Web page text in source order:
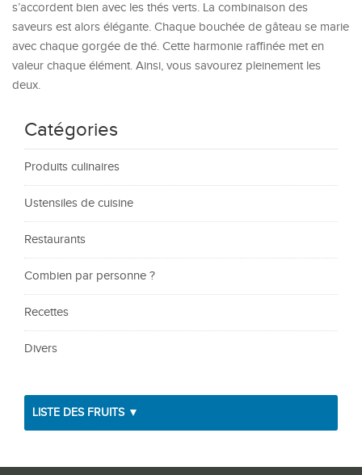
s’accordent bien avec les thés verts. La combinaison des
saveurs est alors élégante. Chaque bouchée de gâteau se marie
avec chaque gorgée de thé. Cette harmonie raffinée met en
valeur chaque élément. Ainsi, vous savourez pleinement les
deux.
Catégories
Produits culinaires
Ustensiles de cuisine
Restaurants
Combien par personne ?
Recettes
Divers
LISTE DES FRUITS ▼